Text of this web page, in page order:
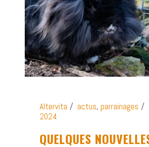
Altervita actus, parrainages
2024
QUELQUES